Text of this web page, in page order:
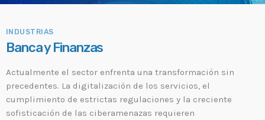
CIBERSEGURIDAD+ INFRAESTRUCTURA DE
TI
INDUSTRIAS
Banca y Finanzas
Actualmente el sector enfrenta una transformación sin
precedentes. La digitalización de los servicios, el
cumplimiento de estrictas regulaciones y la creciente
sofisticación de las ciberamenazas requieren